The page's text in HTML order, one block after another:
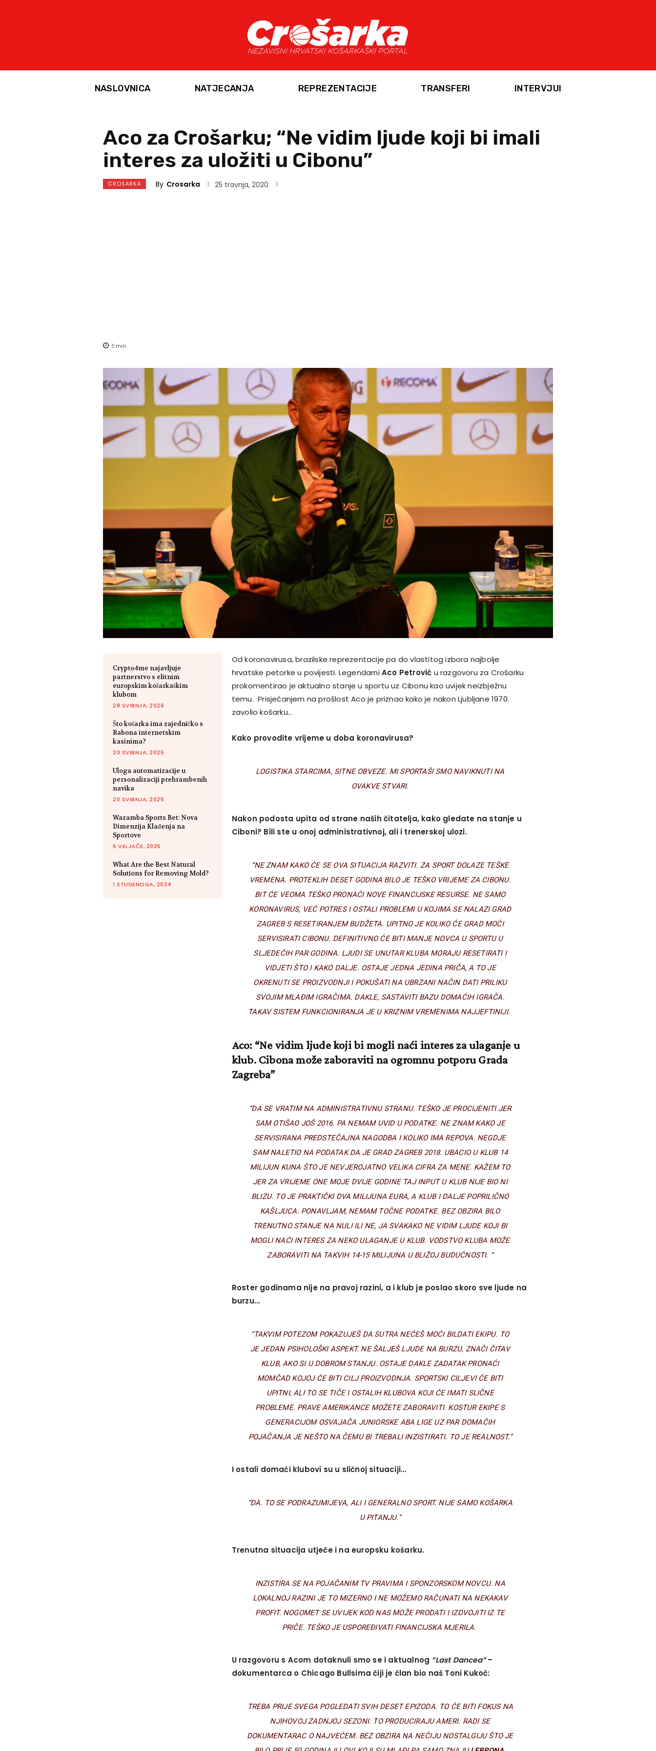
NASLOVNICA NATJECANJA REPREZENTACIJE TRANSFERI INTERVJUI
Aco za Crošarku; “Ne vidim ljude koji bi imali
interes za uložiti u Cibonu”
CROSARKA By Crosarka 25 travnja, 2020
5 min.
Crypto4me najavljuje
partnerstvo s elitnim
europskim košarkaškim
klubom
28 SVIBNJA, 2026
Što košarka ima zajedničko s
Rabona internetskim
kasinima?
20 SVIBNJA, 2025
Uloga automatizacije u
personalizaciji prehrambenih
navika
20 SVIBNJA, 2025
Wazamba Sports Bet: Nova
Dimenzija Klađenja na
Sportove
6 VELJAČE, 2025
What Are the Best Natural
Solutions for Removing Mold?
1 STUDENOGA, 2024
Od koronavirusa, brazilske reprezentacije pa do vlastitog izbora najbolje
hrvatske petorke u povijesti. LegendarniAco Petrović u razgovoru za Crošarku
prokomentirao je aktualno stanje u sportu uz Cibonu kao uvijek neizbježnu
temu. Prisjećanjem na prošlost Aco je priznao kako je nakon Ljubljane 1970.
zavolio košarku…
Kako provodite vrijeme u doba koronavirusa?
LOGISTIKA STARCIMA, SITNE OBVEZE. MI SPORTAŠI SMO NAVIKNUTI NA
OVAKVE STVARI.
Nakon podosta upita od strane naših čitatelja, kako gledate na stanje u
Ciboni? Bili ste u onoj administrativnoj, ali i trenerskoj ulozi.
“NE ZNAM KAKO ĆE SE OVA SITUACIJA RAZVITI. ZA SPORT DOLAZE TEŠKE
VREMENA. PROTEKLIH DESET GODINA BILO JE TEŠKO VRIJEME ZA CIBONU.
BIT ĆE VEOMA TEŠKO PRONAĆI NOVE FINANCIJSKE RESURSE. NE SAMO
KORONAVIRUS, VEĆ POTRES I OSTALI PROBLEMI U KOJIMA SE NALAZI GRAD
ZAGREB S RESETIRANJEM BUDŽETA. UPITNO JE KOLIKO ĆE GRAD MOĆI
SERVISIRATI CIBONU. DEFINITIVNO ĆE BITI MANJE NOVCA U SPORTU U
SLJEDEĆIH PAR GODINA. LJUDI SE UNUTAR KLUBA MORAJU RESETIRATI I
VIDJETI ŠTO I KAKO DALJE. OSTAJE JEDNA JEDINA PRIČA, A TO JE
OKRENUTI SE PROIZVODNJI I POKUŠATI NA UBRZANI NAČIN DATI PRILIKU
SVOJIM MLAĐIM IGRAČIMA. DAKLE, SASTAVITI BAZU DOMAĆIH IGRAČA.
TAKAV SISTEM FUNKCIONIRANJA JE U KRIZNIM VREMENIMA NAJJEFTINIJI.
Aco: “Ne vidim ljude koji bi mogli naći interes za ulaganje u
klub. Cibona može zaboraviti na ogromnu potporu Grada
Zagreba”
“DA SE VRATIM NA ADMINISTRATIVNU STRANU. TEŠKO JE PROCIJENITI JER
SAM OTIŠAO JOŠ 2016. PA NEMAM UVID U PODATKE. NE ZNAM KAKO JE
SERVISIRANA PREDSTEČAJNA NAGODBA I KOLIKO IMA REPOVA. NEGDJE
SAM NALETIO NA PODATAK DA JE GRAD ZAGREB 2018. UBACIO U KLUB 14
MILIJUN KUNA ŠTO JE NEVJEROJATNO VELIKA CIFRA ZA MENE. KAŽEM TO
JER ZA VRIJEME ONE MOJE DVIJE GODINE TAJ INPUT U KLUB NIJE BIO NI
BLIZU. TO JE PRAKTIČKI DVA MILIJUNA EURA, A KLUB I DALJE POPRILIČNO
KAŠLJUCA. PONAVLJAM, NEMAM TOČNE PODATKE. BEZ OBZIRA BILO
TRENUTNO STANJE NA NULI ILI NE, JA SVAKAKO NE VIDIM LJUDE KOJI BI
MOGLI NAĆI INTERES ZA NEKO ULAGANJE U KLUB. VODSTVO KLUBA MOŽE
ZABORAVITI NA TAKVIH 14-15 MILIJUNA U BLIŽOJ BUDUĆNOSTI. “
Roster godinama nije na pravoj razini, a i klub je poslao skoro sve ljude na
burzu…
“TAKVIM POTEZOM POKAZUJEŠ DA SUTRA NEĆEŠ MOĆI BILDATI EKIPU. TO
JE JEDAN PSIHOLOŠKI ASPEKT. NE ŠALJEŠ LJUDE NA BURZU, ZNAČI ČITAV
KLUB, AKO SI U DOBROM STANJU. OSTAJE DAKLE ZADATAK PRONAĆI
MOMČAD KOJOJ ĆE BITI CILJ PROIZVODNJA. SPORTSKI CILJEVI ĆE BITI
UPITNI, ALI TO SE TIČE I OSTALIH KLUBOVA KOJI ĆE IMATI SLIČNE
PROBLEME. PRAVE AMERIKANCE MOŽETE ZABORAVITI. KOSTUR EKIPE S
GENERACIJOM OSVAJAČA JUNIORSKE ABA LIGE UZ PAR DOMAĆIH
POJAČANJA JE NEŠTO NA ČEMU BI TREBALI INZISTIRATI. TO JE REALNOST.”
I ostali domaći klubovi su u sličnoj situaciji…
“DA. TO SE PODRAZUMIJEVA, ALI I GENERALNO SPORT. NIJE SAMO KOŠARKA
U PITANJU.”
Trenutna situacija utječe i na europsku košarku.
INZISTIRA SE NA POJAČANIM TV PRAVIMA I SPONZORSKOM NOVCU. NA
LOKALNOJ RAZINI JE TO MIZERNO I NE MOŽEMO RAČUNATI NA NEKAKAV
PROFIT. NOGOMET SE UVIJEK KOD NAS MOŽE PRODATI I IZDVOJITI IZ TE
PRIČE. TEŠKO JE USPOREĐIVATI FINANCIJSKA MJERILA.
U razgovoru s Acom dotaknuli smo se i aktualnog “Last Dancea”–
dokumentarca o Chicago Bullsima čiji je član bio naš Toni Kukoč:
TREBA PRIJE SVEGA POGLEDATI SVIH DESET EPIZODA. TO ĆE BITI FOKUS NA
NJIHOVOJ ZADNJOJ SEZONI. TO PRODUCIRAJU AMERI. RADI SE
DOKUMENTARAC O NAJVEĆEM. BEZ OBZIRA NA NEČIJU NOSTALGIJU ŠTO JE